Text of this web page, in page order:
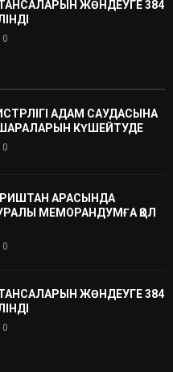
ЖӨНДЕУГЕ 384
0
АДАМ САУДАСЫНА
ШАРАЛАРЫН КҮШЕЙТУДЕ
0
РИШТАН АРАСЫНДА
МЕМОРАНДУМҒА ҚОЛ
0
ЖӨНДЕУГЕ 384
0